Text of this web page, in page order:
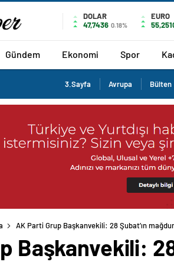
DOLAR
47,7436 0.18%
EURO
Gündem Ekonomi Spor
3.Sayfa Avrupa Bülten
AK Parti Grup Başkanvekili: 28 Şubat’ın
Başkanvekili: